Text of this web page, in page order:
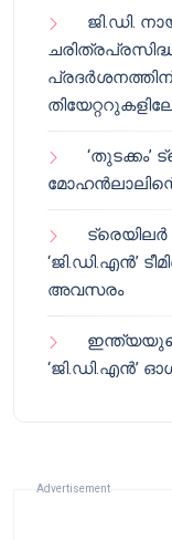
ജി.ഡി.
‘തുടക്കം’
‘ജി.ഡി.എൻ’
അവസരം
‘ജി.ഡി.എൻ’
Advertisement